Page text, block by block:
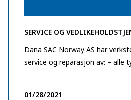
SERVICE OG
Dana SAC Norway AS har
service og reparasjon av: – alle
01/28/2021